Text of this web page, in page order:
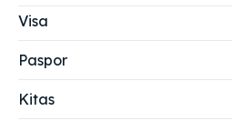
Visa
Paspor
Kitas